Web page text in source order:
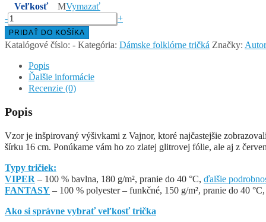
Veľkosť
MVymazať
množstvo
VAJNORSKÉ
BODLIAČIKY
–
dámske
tričko
rukávom
- +
PRIDAŤ DO KOŠÍKA
Katalógové číslo: - Kategória: Dámske folklórne tričká Značky:
Popis
Ďalšie informácie
Recenzie (0)
Popis
Vzor je inšpirovaný výšivkami z Vajnor, ktoré najčastejšie
šírku 16 cm. Ponúkame vám ho zo zlatej glitrovej fólie, ale aj z
Typy tričiek:
VIPER – 100 % bavlna, 180 g/m², pranie do 40 °C, ďalšie
FANTASY – 100 % polyester – funkčné, 150 g/m², pranie do 40
Ako si správne vybrať veľkosť trička